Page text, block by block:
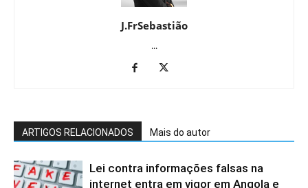
J.FrSebastião
...
ARTIGOS RELACIONADOS Mais do autor
Lei contra informações falsas na
internet entra em vigor em Angola e